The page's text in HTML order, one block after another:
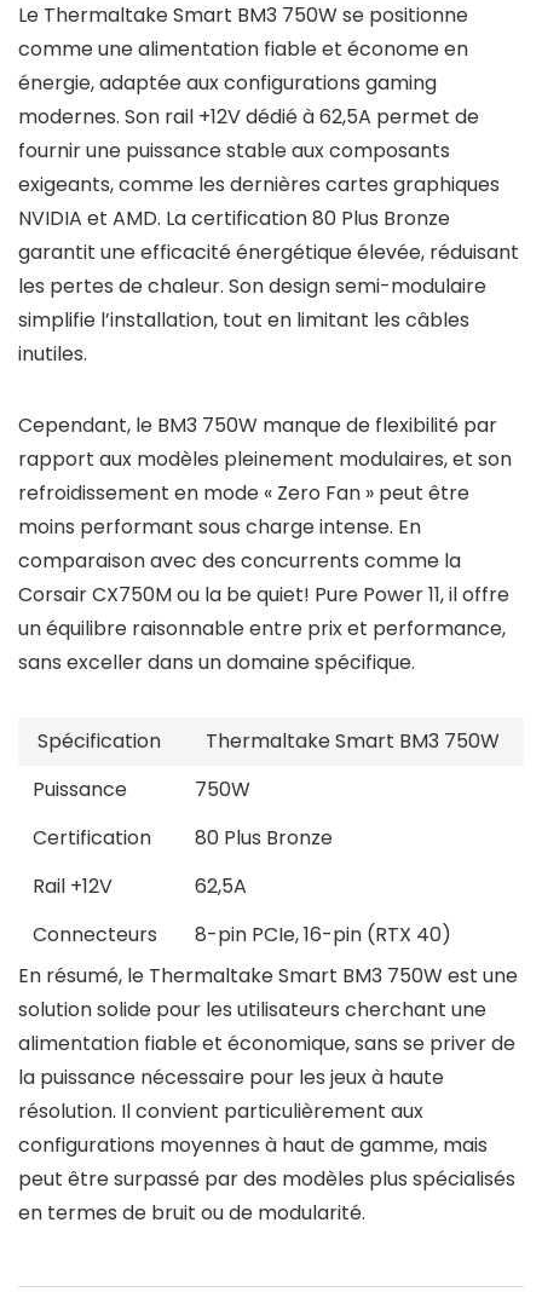
Le Thermaltake Smart BM3 750W se positionne
comme une alimentation fiable et économe en
énergie, adaptée aux configurations gaming
modernes. Son rail +12V dédié à 62,5A permet de
fournir une puissance stable aux composants
exigeants, comme les dernières cartes graphiques
NVIDIA et AMD. La certification 80 Plus Bronze
garantit une efficacité énergétique élevée, réduisant
les pertes de chaleur. Son design semi-modulaire
simplifie l’installation, tout en limitant les câbles
inutiles.
Cependant, le BM3 750W manque de flexibilité par
rapport aux modèles pleinement modulaires, et son
refroidissement en mode « Zero Fan » peut être
moins performant sous charge intense. En
comparaison avec des concurrents comme la
Corsair CX750M ou la be quiet! Pure Power 11, il offre
un équilibre raisonnable entre prix et performance,
sans exceller dans un domaine spécifique.
Spécification
Thermaltake Smart BM3 750W
Puissance
750W
Certification
80 Plus Bronze
Rail +12V
62,5A
Connecteurs
8-pin PCIe, 16-pin (RTX 40)
En résumé, le Thermaltake Smart BM3 750W est une
solution solide pour les utilisateurs cherchant une
alimentation fiable et économique, sans se priver de
la puissance nécessaire pour les jeux à haute
résolution. Il convient particulièrement aux
configurations moyennes à haut de gamme, mais
peut être surpassé par des modèles plus spécialisés
en termes de bruit ou de modularité.